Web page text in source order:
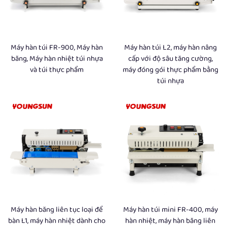
quãng truyền thống, máy này sử dụng hệ thống truyền
hiện các thao tác hàn kín với năng suất cao mà không bị
gián đoạn, không cần dừng máy thường xuyên để điều
thành thiết bị hàn kín được ưu tiên lựa chọn cho các dây
cầu chất lượng hàn kín đồng đều và hiệu suất làm việc
cao.
nhất, người vận hành thiết lập trước các thông số quan
Máy hàn túi FR-900, Máy hàn
băng, Máy hàn nhiệt túi nhựa
và túi thực phẩm
Máy hàn túi L2, máy hàn nâng
cấp với độ sâu tăng cường,
máy đóng gói thực phẩm bằng
túi nhựa
Máy hàn băng liên tục loại để
bàn L1, máy hàn nhiệt dành cho
Máy hàn túi mini FR-400, máy
hàn nhiệt, máy hàn băng liên